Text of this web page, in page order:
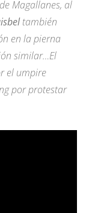
Magallanes, al
también
en la pierna
similar…El
el umpire
por protestar